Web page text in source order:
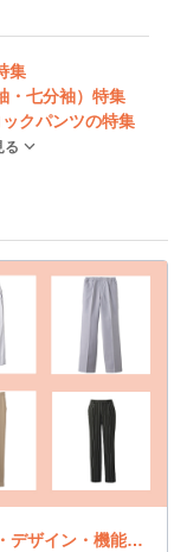
集
・七分袖）特集
クパンツの特集
る
飲食店のシェフパンツの選び方｜サイズ・デザイン・機能に注目